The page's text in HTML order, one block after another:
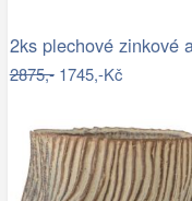
2875,-1745,-Kč